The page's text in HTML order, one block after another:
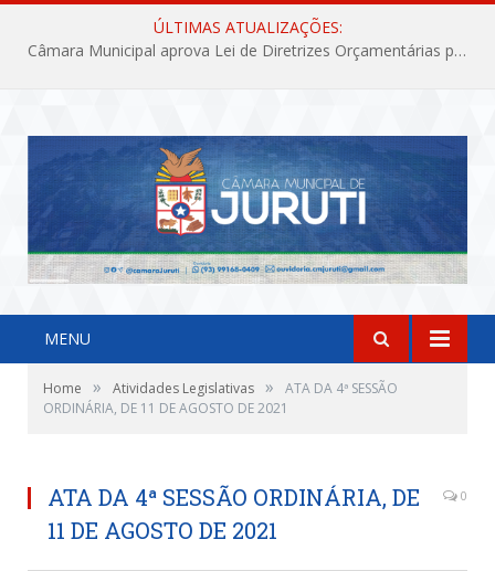
ÚLTIMAS ATUALIZAÇÕES:
Câmara Municipal aprova Lei de Diretrizes Orçamentárias para o exercício financeiro de 2027
MENU
Home » Atividades Legislativas »
ATA DA 4ª SESSÃO
ORDINÁRIA, DE 11 DE AGOSTO DE 2021
ATA DA 4ª SESSÃO ORDINÁRIA, DE
11 DE AGOSTO DE 2021
0